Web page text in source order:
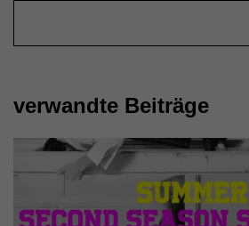
verwandte Beiträge